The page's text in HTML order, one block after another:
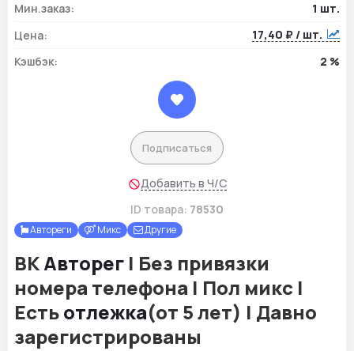
Мин.заказ:
1 шт.
Цена:
17,40 ₽ / шт.
Кэшбэк:
2 %
Подписаться
Добавить в Ч/С
ID товара: 78530
Автореги Микс Другие
ВКАвторег | Без привязки
номера телефона | Пол микс |
Естьотлежка(от 5 лет) | Давно
зарегистрированы